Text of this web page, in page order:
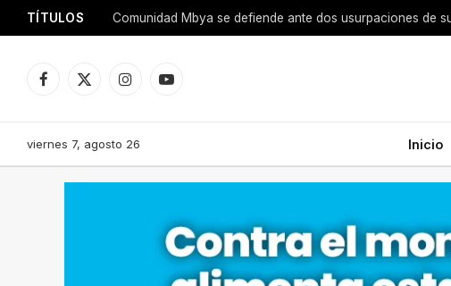
TÍTULOS Comunidad Mbya se defiende ante dos usurpaciones de
Facebook
X
InstagramYouTube
viernes 7, agosto 26 Inicio